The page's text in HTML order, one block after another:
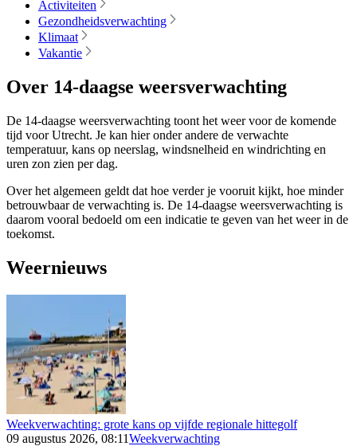
Activiteiten
Gezondheidsverwachting
Klimaat
Vakantie
Over 14-daagse weersverwachting
De 14-daagse weersverwachting toont het weer voor de komende
tijd voor Utrecht. Je kan hier onder andere de verwachte
temperatuur, kans op neerslag, windsnelheid en windrichting en
uren zon zien per dag.
Over het algemeen geldt dat hoe verder je vooruit kijkt, hoe minder
betrouwbaar de verwachting is. De 14-daagse weersverwachting is
daarom vooral bedoeld om een indicatie te geven van het weer in de
toekomst.
Weernieuws
Weekverwachting: grote kans op vijfde regionale hittegolf
09 augustus 2026, 08:11Weekverwachting